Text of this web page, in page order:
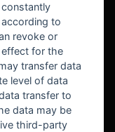
to
revoke or
for the
transfer data
level of data
transfer to
data may be
third-party